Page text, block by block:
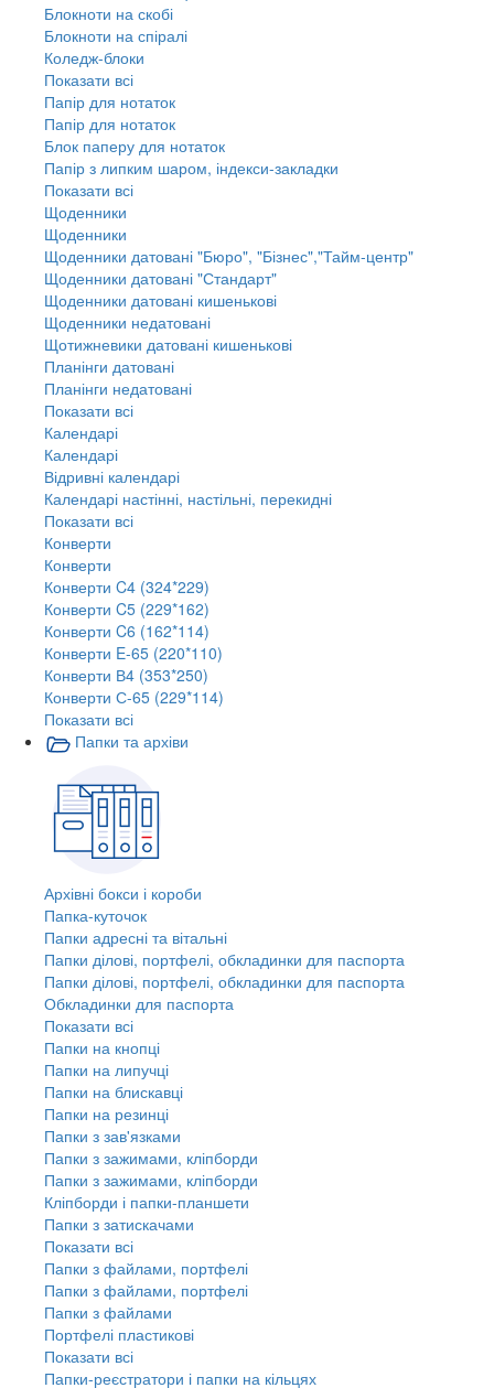
Блокноти на скобі
Блокноти на спіралі
Коледж-блоки
Показати всі
Папір для нотаток
Папір для нотаток
Блок паперу для нотаток
Папір з липким шаром, індекси-закладки
Показати всі
Щоденники
Щоденники
Щоденники датовані "Бюро", "Бізнес","Тайм-центр"
Щоденники датовані "Стандарт"
Щоденники датовані кишенькові
Щоденники недатовані
Щотижневики датовані кишенькові
Планінги датовані
Планінги недатовані
Показати всі
Календарі
Календарі
Відривні календарі
Календарі настінні, настільні, перекидні
Показати всі
Конверти
Конверти
Конверти C4 (324*229)
Конверти C5 (229*162)
Конверти C6 (162*114)
Конверти E-65 (220*110)
Конверти В4 (353*250)
Конверти С-65 (229*114)
Показати всі
Папки та архіви
Архівні бокси і короби
Папка-куточок
Папки адресні та вітальні
Папки ділові, портфелі, обкладинки для паспорта
Папки ділові, портфелі, обкладинки для паспорта
Обкладинки для паспорта
Показати всі
Папки на кнопці
Папки на липучці
Папки на блискавці
Папки на резинці
Папки з зав'язками
Папки з зажимами, кліпборди
Папки з зажимами, кліпборди
Кліпборди і папки-планшети
Папки з затискачами
Показати всі
Папки з файлами, портфелі
Папки з файлами, портфелі
Папки з файлами
Портфелі пластикові
Показати всі
Папки-реєстратори і папки на кільцях